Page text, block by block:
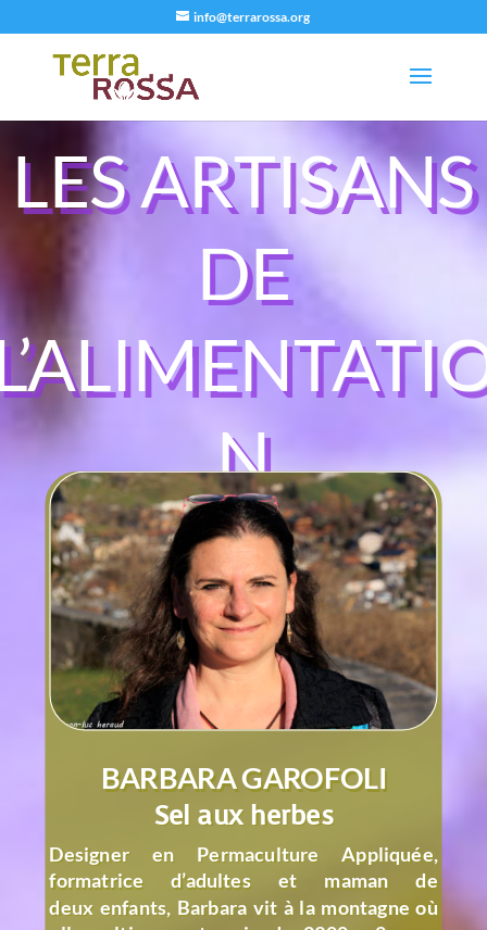
info@terrarossa.org
LES ARTISANS
DE
N
BARBARA GAROFOLI
Sel aux herbes
Designer en Permaculture Appliquée,
formatrice d’adultes et maman de
deux enfants, Barbara vit à la montagne où